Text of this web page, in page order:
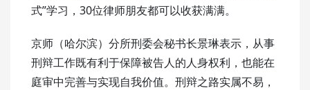
式”学习，30位律师朋友都可以收获满满。
京师（哈尔滨）分所刑委会秘书长景琳表示，从事
刑辩工作既有利于保障被告人的人身权利，也能在
庭审中完善与实现自我价值。刑辩之路实属不易，